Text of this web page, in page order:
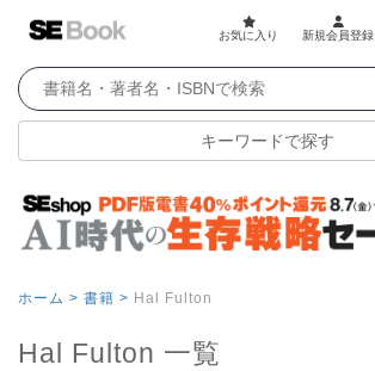
お気に入り 新規会員登録
キーワードで探す
ホーム > 書籍 > Hal Fulton
Hal Fulton 一覧